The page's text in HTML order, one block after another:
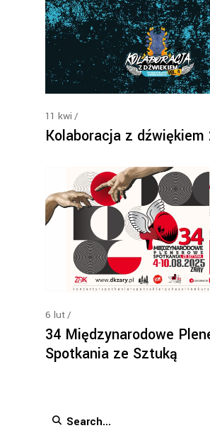
11 kwi
Kolaboracja z dźwiękiem
6 lut
34 Międzynarodowe
Spotkania ze Sztuką
Search